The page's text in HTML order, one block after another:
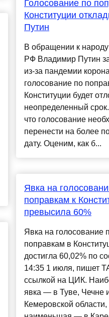
Голосование по
Конституции
Путин
В обращении к
РФ Владимир Путин
из-за пандемии
голосование по
Конституции будет
неопределенный
что голосование
перенести на более
дату. Оценим, как б...
Явка на
поправкам к
превысила 60%
Явка на голосование
поправкам в
достигла 60,02% по
14:35 1 июля, пишет
ссылкой на ЦИК.
явка — в Туве, Чечне
Кемеровской области,